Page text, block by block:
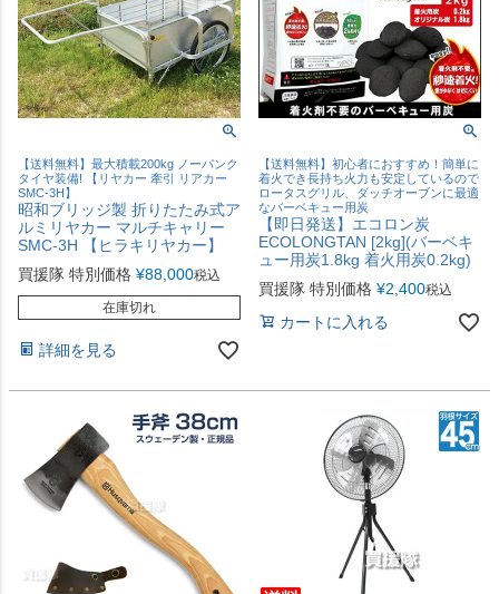
【送料無料】最大積載200kg ノーパンク
タイヤ装備! 【リヤカー 牽引 リアカー
SMC-3H】
昭和ブリッジ製 折りたたみ式ア
ルミリヤカー マルチキャリー
SMC-3H 【ヒラキリヤカー】
買援隊 特別価格 ¥88,000税込
在庫切れ
詳細を見る
【送料無料】初心者におすすめ！簡単に
着火でき長持ち火力も安定しているので
ロータスグリル、ダッチオーブンに最適
なバーベキュー用炭
【即日発送】エコロン炭
ECOLONGTAN [2kg](バーベキ
ュー用炭1.8kg 着火用炭0.2kg)
買援隊 特別価格 ¥2,400税込
カートに入れる